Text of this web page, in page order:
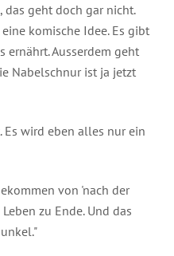
geht doch gar nicht.
komische Idee. Es gibt
ernährt. Ausserdem geht
Nabelschnur ist ja jetzt
Es wird eben alles nur ein
von 'nach der
zu Ende. Und das